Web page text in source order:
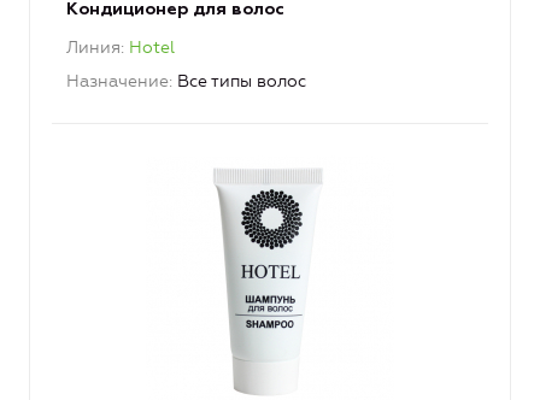
Кондиционер для волос
Линия Hotel
Назначение Все типы волос